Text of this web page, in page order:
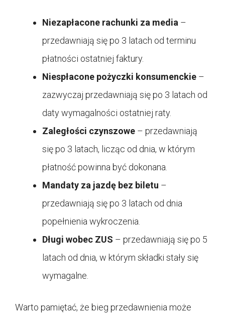
Niezapłacone rachunki za media –
przedawniają się po 3 latach od terminu
płatności ostatniej faktury.
Niespłacone pożyczki konsumenckie –
zazwyczaj przedawniają się po 3 latach od
daty wymagalności ostatniej raty.
Zaległości czynszowe – przedawniają
się po 3 latach, licząc od dnia, w którym
płatność powinna być dokonana.
Mandaty za jazdę bez biletu –
przedawniają się po 3 latach od dnia
popełnienia wykroczenia.
Długi wobec ZUS – przedawniają się po 5
latach od dnia, w którym składki stały się
wymagalne.
Warto pamiętać, że bieg przedawnienia może